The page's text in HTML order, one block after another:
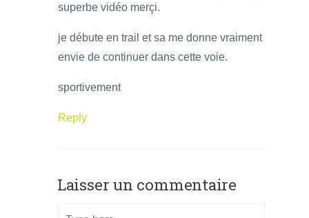
superbe vidéo merçi.
je débute en trail et sa me donne vraiment
envie de continuer dans cette voie.
sportivement
Reply
Laisser un commentaire